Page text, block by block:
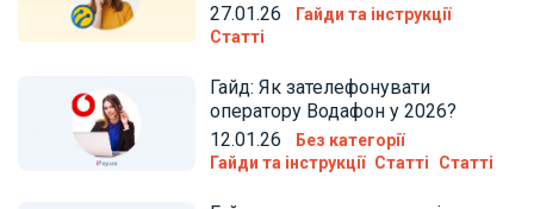
27.01.26
Гайди та інструкції
Статті
Гайд: Як зателефонувати
оператору Водафон у 2026?
12.01.26
Без категорії
Гайди та інструкції Статті Статті